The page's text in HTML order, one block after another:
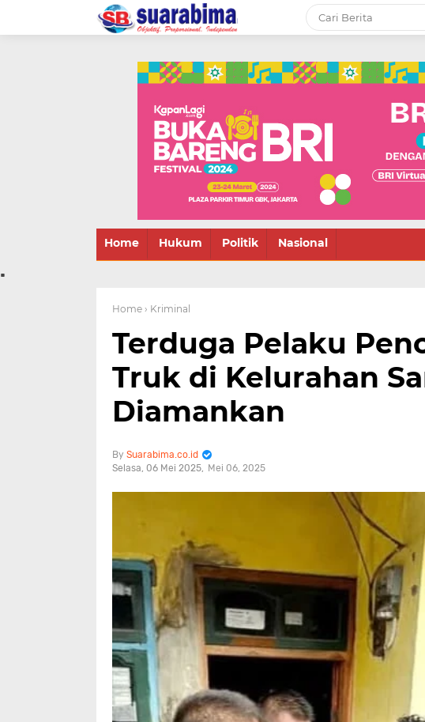
informasi terbaru tentang
Bima dan daerah sekitar
Home Hukum Politik Nasional
.
Home › Kriminal
Terduga Pelaku
Truk di Kelurahan
Diamankan
Suarabima.co.id
Selasa, 06 Mei 2025
Mei 06, 2025